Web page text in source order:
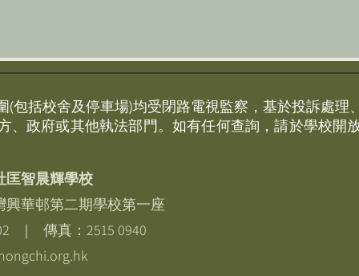
(包括校舍及停車場)均受閉路電視監察，基於投訴處理
、政府或其他執法部門。如有任何查詢，請於學校開
匡智晨輝學校
興華邨第二期學校第一座
｜ 傳真：2515 0940